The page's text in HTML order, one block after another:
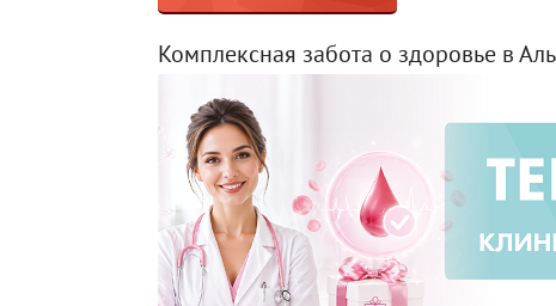
Комплексная забота о здоровье в